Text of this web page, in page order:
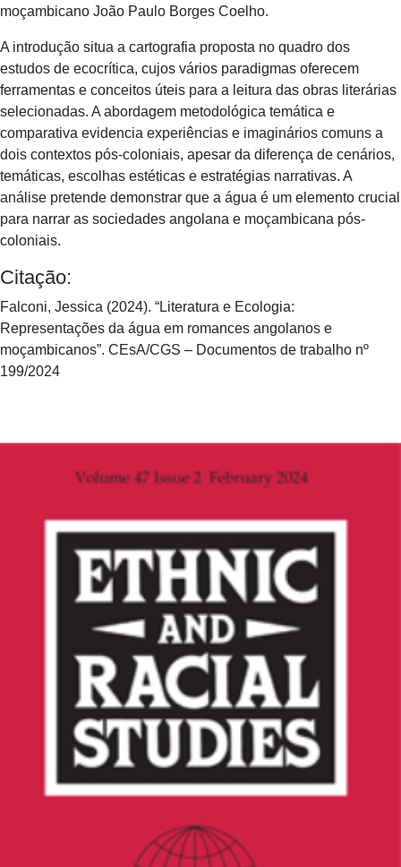
moçambicano João Paulo Borges Coelho.
A introdução situa a cartografia proposta no quadro dos
estudos de ecocrítica, cujos vários paradigmas oferecem
ferramentas e conceitos úteis para a leitura das obras literárias
selecionadas. A abordagem metodológica temática e
comparativa evidencia experiências e imaginários comuns a
dois contextos pós-coloniais, apesar da diferença de cenários,
temáticas, escolhas estéticas e estratégias narrativas. A
análise pretende demonstrar que a água é um elemento crucial
para narrar as sociedades angolana e moçambicana pós-
coloniais.
Citação:
Falconi, Jessica (2024). “Literatura e Ecologia:
Representações da água em romances angolanos e
moçambicanos”. CEsA/CGS – Documentos de trabalho nº
199/2024